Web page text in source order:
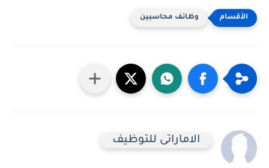
وظائف محاسبين
الاماراتى للتوظيف